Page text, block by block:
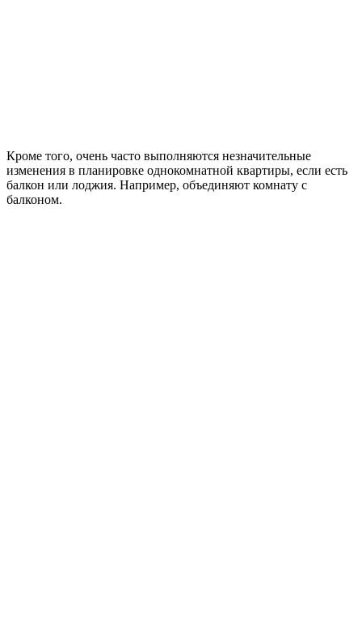
Кроме того, очень часто выполняются незначительные
изменения в планировке однокомнатной квартиры, если есть
балкон или лоджия. Например, объединяют комнату с
балконом.